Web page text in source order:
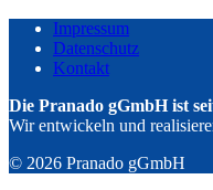
Impressum
Datenschutz
Kontakt
Die Pranado gGmbH ist
Wir entwickeln und
© 2026 Pranado gGmbH